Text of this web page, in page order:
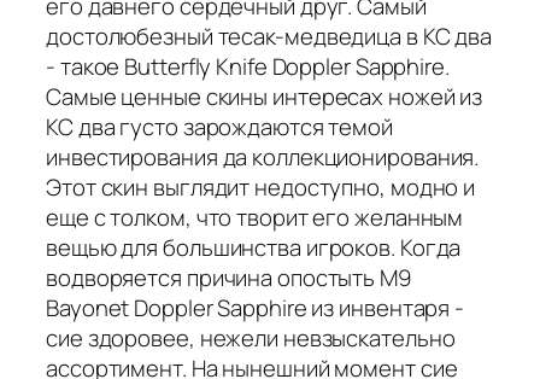
достолюбезный тесак-медведица в КС два
- такое Butterfly Knife Doppler Sapphire.
Самые ценные скины интересах ножей из
КС два густо зарождаются темой
инвестирования да коллекционирования.
Этот скин выглядит недоступно, модно и
еще с толком, что творит его желанным
вещью для большинства игроков. Когда
водворяется причина опостыть M9
Bayonet Doppler Sapphire из инвентаря -
сие здоровее, нежели невзыскательно
ассортимент. На нынешний момент сие